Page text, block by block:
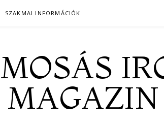
SZAKMAI INFORMÁCIÓK
MAGAZIN